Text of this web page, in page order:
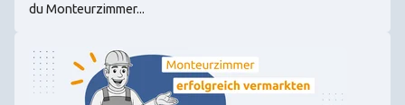
du Monteurzimmer...